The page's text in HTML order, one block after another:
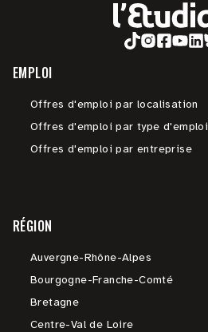
EMPLOI
Offres d'emploi par localisation
Offres d'emploi par type d'emploi
Offres d'emploi par entreprise
RÉGION
Auvergne-Rhône-Alpes
Bourgogne-Franche-Comté
Bretagne
Centre-Val de Loire